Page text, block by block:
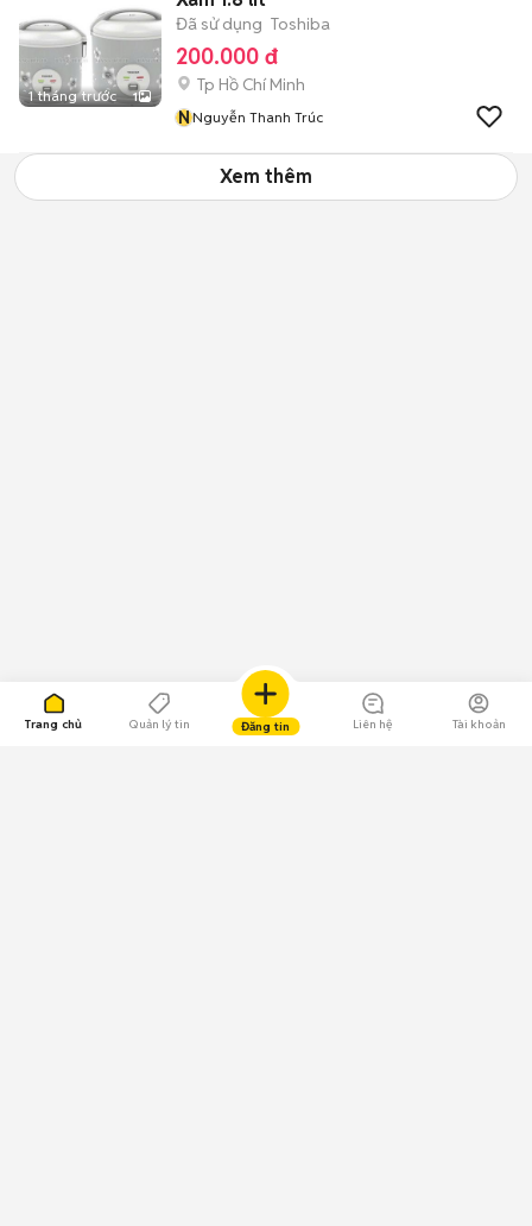
Trang chủ Quản lý tin Đăng tin Liên hệ Tài khoản
1 tháng trước 1
Đã sử dụng Toshiba
200.000 đ
Tp Hồ Chí Minh
NNguyễn Thanh Trúc
Xem thêm